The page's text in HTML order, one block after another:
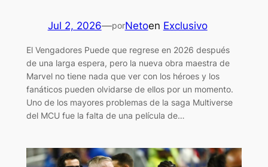
Jul 2, 2026—porNetoen Exclusivo
El Vengadores Puede que regrese en 2026 después
de una larga espera, pero la nueva obra maestra de
Marvel no tiene nada que ver con los héroes y los
fanáticos pueden olvidarse de ellos por un momento.
Uno de los mayores problemas de la saga Multiverse
del MCU fue la falta de una película de…